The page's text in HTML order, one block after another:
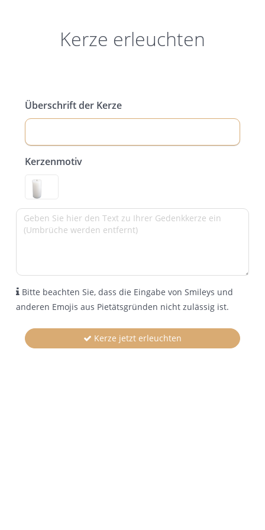
Kerze erleuchten
Überschrift der Kerze
Kerzenmotiv
Bitte beachten Sie, dass die Eingabe von Smileys und
anderen Emojis aus Pietätsgründen nicht zulässig ist.
Kerze jetzt erleuchten